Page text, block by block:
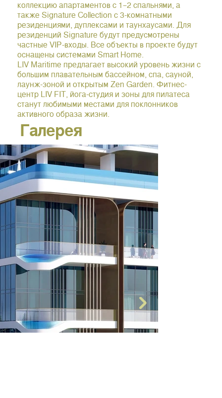
коллекцию апартаментов с 1–2 спальнями, а
также Signature Collection с 3-комнатными
резиденциями, дуплексами и таунхаусами. Для
резиденций Signature будут предусмотрены
частные VIP-входы. Все объекты в проекте будут
оснащены системами Smart Home.
LIV Maritime предлагает высокий уровень жизни с
большим плавательным бассейном, спа, сауной,
лаунж-зоной и открытым Zen Garden. Фитнес-
центр LIV FIT, йога-студия и зоны для пилатеса
станут любимыми местами для поклонников
активного образа жизни.
Галерея